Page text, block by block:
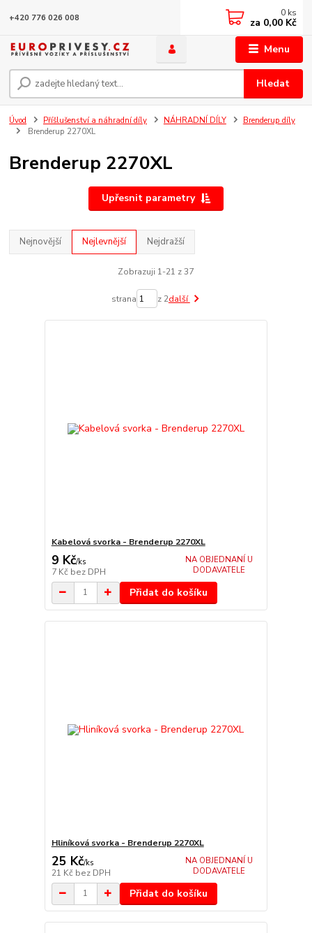
Menu
Hledat
+420 776 026 008 0 ks
za 0,00 Kč
Úvod Příšlušenství a náhradní díly NÁHRADNÍ DÍLY
Brenderup díly
Brenderup 2270XL
Brenderup 2270XL
Upřesnit parametry
Nejnovější Nejlevnější Nejdražší
Zobrazuji 1-21 z 37
strana z 2další
Kabelová svorka - Brenderup 2270XL
9 Kč/ks
7 Kč bez DPH
NA OBJEDNANÍ U
DODAVATELE
Přidat do košíku
Hliníková svorka - Brenderup 2270XL
25 Kč/ks
21 Kč bez DPH
NA OBJEDNANÍ U
DODAVATELE
Přidat do košíku